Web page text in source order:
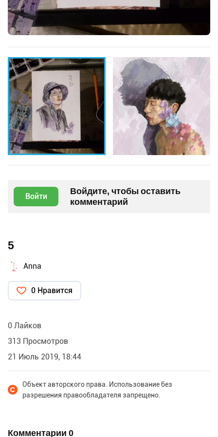
Войти
Войдите, чтобы оставить
комментарий
5
Anna
0 Нравится
0 Лайков
313 Просмотров
21 Июль 2019, 18:44
Объект авторского права. Использование без
разрешения правообладателя запрещено.
Комментарии 0